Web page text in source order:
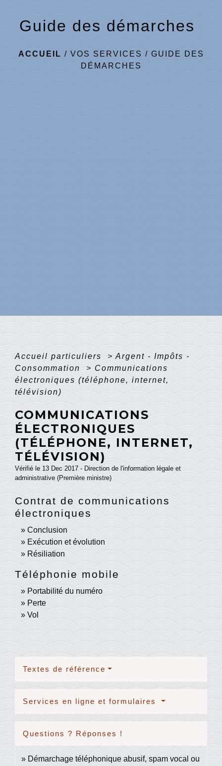
Guide des démarches
ACCUEIL / VOS SERVICES / GUIDE DES
DÉMARCHES
Accueil particuliers > Argent - Impôts -
Consommation
> Communications
électroniques (téléphone, internet,
télévision)
COMMUNICATIONS
ÉLECTRONIQUES
(TÉLÉPHONE, INTERNET,
TÉLÉVISION)
Vérifié le 13 Dec 2017 - Direction de l'information légale et
administrative (Première ministre)
Contrat de communications
électroniques
Conclusion
Exécution et évolution
Résiliation
Téléphonie mobile
Portabilité du numéro
Perte
Vol
Textes de référence
Services en ligne et formulaires
Questions ? Réponses !
Démarchage téléphonique abusif, spam vocal ou